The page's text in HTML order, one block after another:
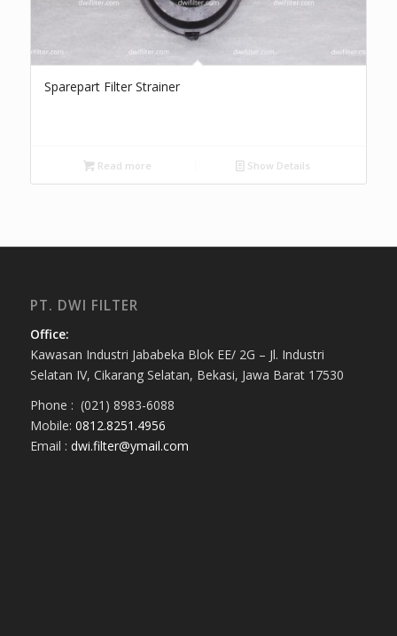
Sparepart Filter Strainer
Read more Show Details
PT. DWI FILTER
Office:
Kawasan Industri Jababeka Blok EE/ 2G – Jl. Industri
Selatan IV, Cikarang Selatan, Bekasi, Jawa Barat 17530
Phone : (021) 8983-6088
Mobile: 0812.8251.4956
Email : dwi.filter@ymail.com